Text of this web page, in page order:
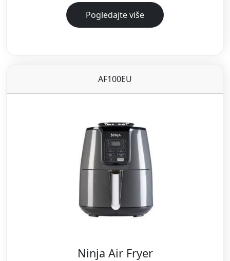
Pogledajte više
AF100EU
Ninja Air Fryer